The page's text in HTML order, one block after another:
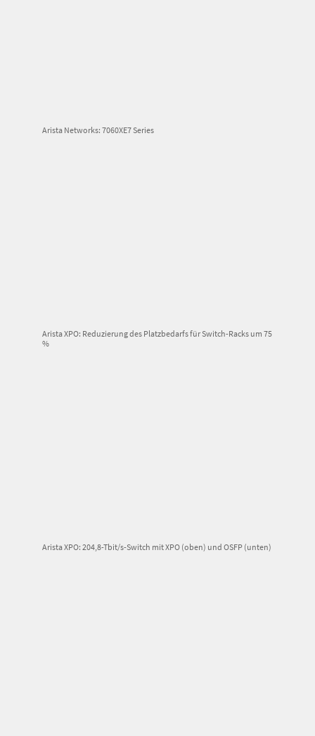
Arista Networks: 7060XE7 Series
Arista XPO: Reduzierung des Platzbedarfs für Switch-Racks um 75
%
Arista XPO: 204,8-Tbit/s-Switch mit XPO (oben) und OSFP (unten)